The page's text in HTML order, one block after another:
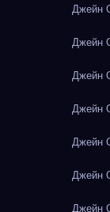
Джейн
Джейн
Джейн
Джейн
Джейн
Джейн
Джейн